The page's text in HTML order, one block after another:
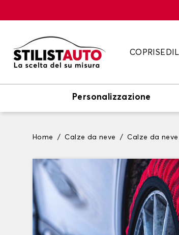
Personalizzazione
Home Calze da neve Calze da neve